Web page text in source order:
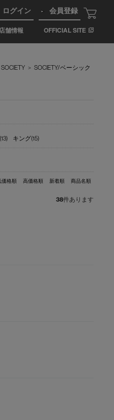
店舗情報 OFFICIAL SITE
ログイン 会員登録
SOCIETY > SOCIETY/ベーシック
キング(15)
価格順 高価格順 新着順 商品名順
38件あります